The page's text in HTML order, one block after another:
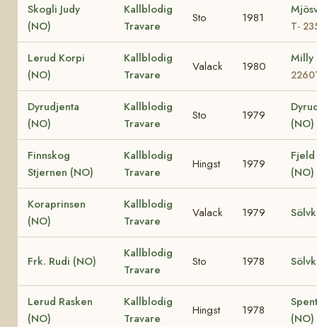
Skogli Judy
(NO)
Kallblodig
Travare
Sto 1981
T-
Lerud Korpi
(NO)
Kallblodig
Travare
Valack 1980
Dyrudjenta
(NO)
Kallblodig
Travare
Sto 1979
(NO)
Finnskog
Stjernen (NO)
Kallblodig
Travare
Hingst 1979
(NO)
Koraprinsen
(NO)
Kallblodig
Travare
Valack 1979
Frk. Rudi (NO)
Kallblodig
Travare
Sto 1978
Lerud Rasken
(NO)
Kallblodig
Travare
Hingst 1978
(NO)